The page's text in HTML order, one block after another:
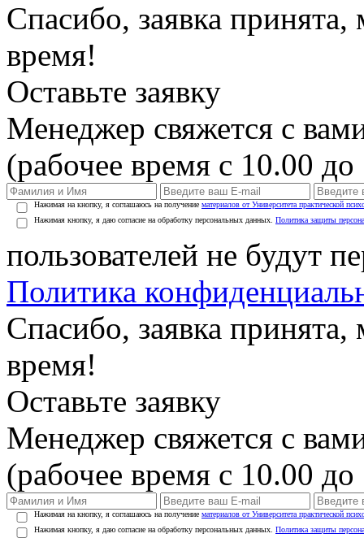
Спасибо, заявка
время!
Оставьте заявку
Менеджер свяжется с
(рабочее время с 10.00
Нажимая на кнопку, я соглашаюсь на получение материалов от Университета практической
Нажимая кнопку, я даю согласие на обработку персональных данных. Политика защиты
пользователей не будут
Политика
Спасибо, заявка
время!
Оставьте заявку
Менеджер свяжется с
(рабочее время с 10.00
Нажимая на кнопку, я соглашаюсь на получение материалов от Университета практической
Нажимая кнопку, я даю согласие на обработку персональных данных. Политика защиты